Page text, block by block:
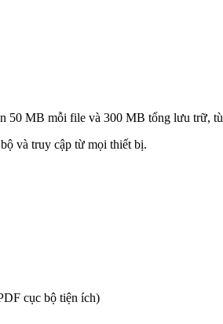
50 MB mỗi file và 300 MB tổng lưu trữ,
và truy cập từ mọi thiết bị.
cục bộ tiện ích)